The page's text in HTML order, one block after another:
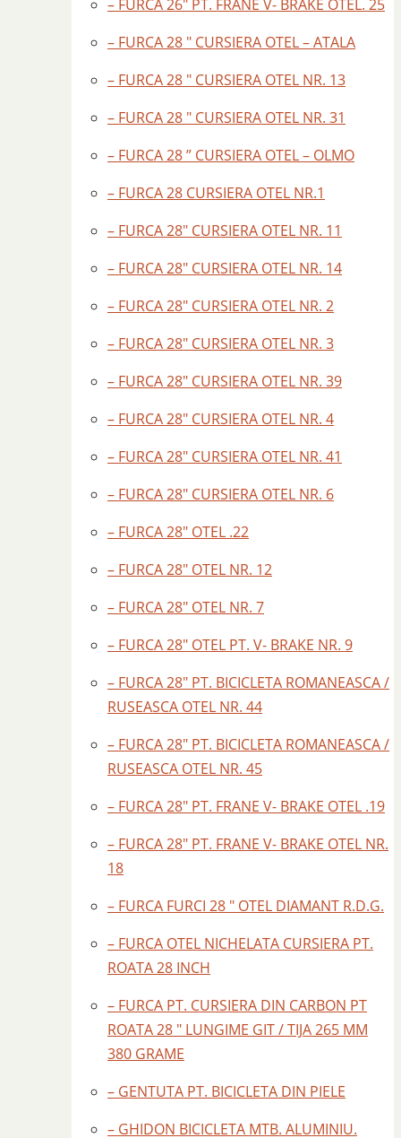
– FURCA 26″ PT. FRANE V- BRAKE OTEL. 25
– FURCA 28 " CURSIERA OTEL – ATALA
– FURCA 28 " CURSIERA OTEL NR. 13
– FURCA 28 " CURSIERA OTEL NR. 31
– FURCA 28 ” CURSIERA OTEL – OLMO
– FURCA 28 CURSIERA OTEL NR.1
– FURCA 28″ CURSIERA OTEL NR. 11
– FURCA 28″ CURSIERA OTEL NR. 14
– FURCA 28″ CURSIERA OTEL NR. 2
– FURCA 28″ CURSIERA OTEL NR. 3
– FURCA 28″ CURSIERA OTEL NR. 39
– FURCA 28″ CURSIERA OTEL NR. 4
– FURCA 28″ CURSIERA OTEL NR. 41
– FURCA 28″ CURSIERA OTEL NR. 6
– FURCA 28″ OTEL .22
– FURCA 28″ OTEL NR. 12
– FURCA 28″ OTEL NR. 7
– FURCA 28″ OTEL PT. V- BRAKE NR. 9
– FURCA 28″ PT. BICICLETA ROMANEASCA /
RUSEASCA OTEL NR. 44
– FURCA 28″ PT. BICICLETA ROMANEASCA /
RUSEASCA OTEL NR. 45
– FURCA 28″ PT. FRANE V- BRAKE OTEL .19
– FURCA 28″ PT. FRANE V- BRAKE OTEL NR.
18
– FURCA FURCI 28 " OTEL DIAMANT R.D.G.
– FURCA OTEL NICHELATA CURSIERA PT.
ROATA 28 INCH
– FURCA PT. CURSIERA DIN CARBON PT
ROATA 28 " LUNGIME GIT / TIJA 265 MM
380 GRAME
– GENTUTA PT. BICICLETA DIN PIELE
– GHIDON BICICLETA MTB. ALUMINIU.